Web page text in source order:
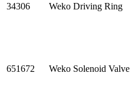
34306 Weko Driving Ring
651672 Weko Solenoid Valve